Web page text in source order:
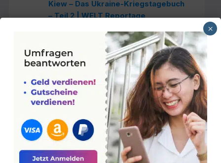
Kiew – Das Ukraine-Kriegstagebuch
– Teil 2 | WELT Reportage
Chinas Griff nach Europa – Die Neue
Seidenstraße Teil 1/2 | DW Doku
Chinas Griff nach Europa – Die Neue
Seidenstraße Teil 2/2 | DW Doku
Russisches Geld in der Schweiz –
Zwischen Sanktionen und Profit |
Reportage | SRF Dok
Ansturm auf die Chalets – Wie die
Immobilienpreise in den Alpen
explodieren | Doku | SRF Dok
×